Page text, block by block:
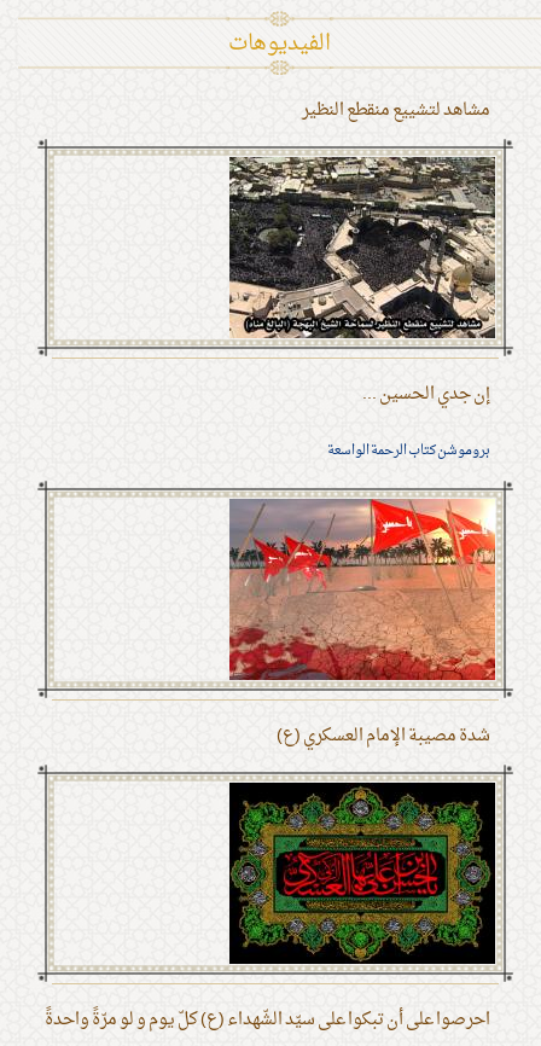
الفیدیوهات
مشاهد لتشييع منقطع النظير
إن جدي الحسين ...
بروموشن كتاب الرحمة الواسعة
شدة مصيبة الإمام العسكري (ع)
احرصوا على أن تبكوا على سيّد الشّهداء (ع) كلّ يوم و لو مرّةً واحدةً